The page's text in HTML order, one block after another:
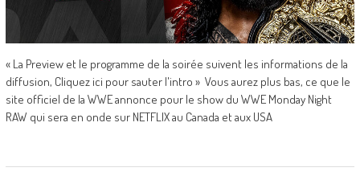
« La Preview et le programme de la soirée suivent les informations de la
diffusion, Cliquez ici pour sauter l'intro » Vous aurez plus bas, ce que le
site officiel de la WWE annonce pour le show du WWE Monday Night
RAW qui sera en onde sur NETFLIX au Canada et aux USA